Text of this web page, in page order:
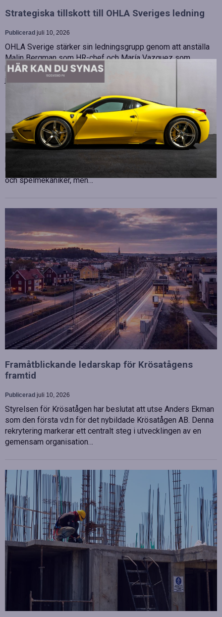
Strategiska tillskott till OHLA Sveriges ledning
Publicerad juli 10, 2026
OHLA Sverige stärker sin ledningsgrupp genom att anställa
Malin Bergman som HR-chef och María Vazquez som
biträdande ekonomichef. Båda började sina nya tjänster den 1
juni 2026 och kommer att…
Betydelsen av snabb internetanslutning för e-
Publicerad juli 10, 2026
E-sport har utvecklats från att vara en hobby till en
professionell disciplin där varje millisekund kan avgöra
utgången av en tävling. Spelare lägger stor vikt vid hårdvara
och spelmekaniker, men…
Framåtblickande ledarskap för Krösatågens
framtid
Publicerad juli 10, 2026
Styrelsen för Krösatågen har beslutat att utse Anders Ekman
som den första vd:n för det nybildade Krösatågen AB. Denna
rekrytering markerar ett centralt steg i utvecklingen av en
gemensam organisation…